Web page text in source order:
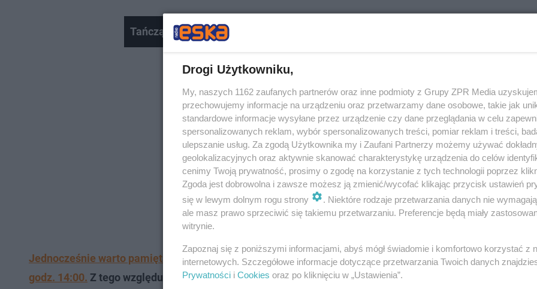
Tańczące z promocjami 2024_03_18
Jednocześnie warto pamiętać, iż zgodnie z przepisami w Wielką Sobotę sklepy mogą być otwarte
godz. 14:00. Z tego względu Biedronka zdecydowała, że jej markety pozostaną czynne do godz. 13:30.
Drogi Użytkowniku,
My, naszych 1162 zaufanych partnerów oraz inne podmioty z Grupy ZPR Media
przechowujemy informacje na urządzeniu oraz przetwarzamy dane osobowe, takie jak
standardowe informacje wysyłane przez urządzenie czy dane przeglądania w celu
spersonalizowanych reklam, wybór spersonalizowanych treści, pomiar reklam i treści,
ulepszanie usług. Za zgodą Użytkownika my i Zaufani Partnerzy możemy używać
geolokalizacyjnych oraz aktywnie skanować charakterystykę urządzenia do celów
cenimy Twoją prywatność, prosimy o zgodę na korzystanie z tych technologii poprzez
Zgoda jest dobrowolna i zawsze możesz ją zmienić/wycofać klikając przycisk ustawień
się w lewym dolnym rogu strony
. Niektóre rodzaje przetwarzania danych nie
ale masz prawo sprzeciwić się takiemu przetwarzaniu. Preferencje będą miały
witrynie.
Zapoznaj się z poniższymi informacjami, abyś mógł świadomie i komfortowo korzystać z
internetowych. Szczegółowe informacje dotyczące przetwarzania Twoich danych
Prywatności i Cookies oraz po kliknięciu w „Ustawienia”.